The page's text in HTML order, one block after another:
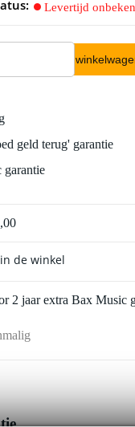
Levertijd
In
geld terug' garantie
garantie
de winkel
2 jaar extra Bax Music